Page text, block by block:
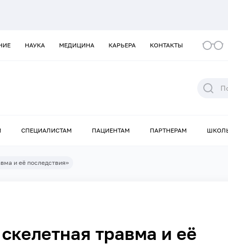
НАУКА МЕДИЦИНА КАРЬЕРА КОНТАКТЫ
СПЕЦИАЛИСТАМ ПАЦИЕНТАМ ПАРТНЕРАМ
и её последствия»
травма и её